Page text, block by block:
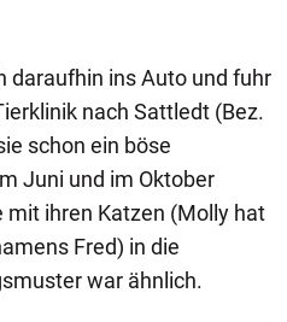
daraufhin ins Auto und fuhr
nach Sattledt (Bez.
schon ein böse
Juni und im Oktober
ihren Katzen (Molly hat
Fred) in die
war ähnlich.